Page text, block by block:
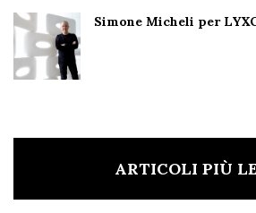
Simone Micheli per
ARTICOLI PIÙ